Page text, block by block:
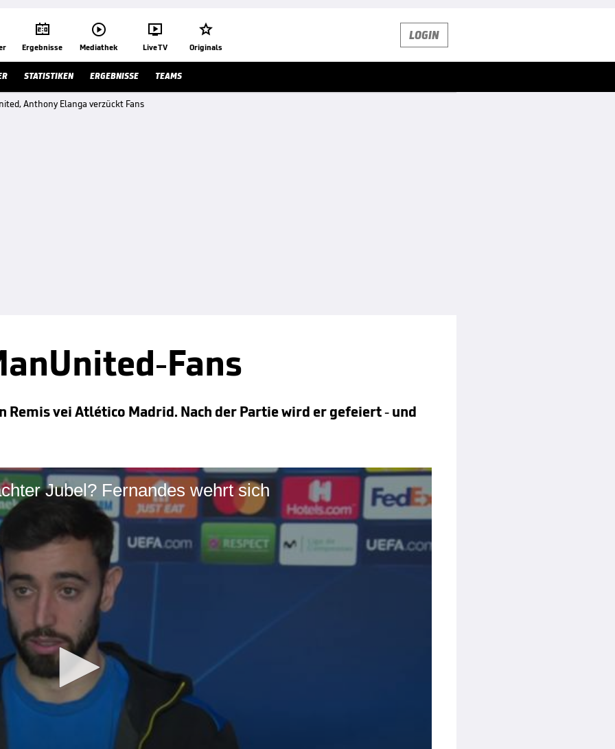

Ergebnisse

Mediathek

Live TV

Originals
LOGIN
STATISTIKEN ERGEBNISSE TEAMS
Anthony Elanga verzückt Fans
Fans
vei Atlético Madrid. Nach der Partie wird er gefeiert - und
Jubel? Fernandes wehrt sich